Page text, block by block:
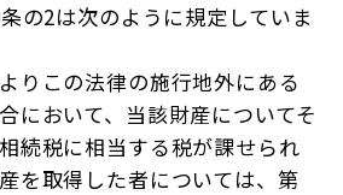
の2は次のように規定していま
りこの法律の施行地外にある
において、当該財産についてそ
続税に相当する税が課せられ
を取得した者については、第